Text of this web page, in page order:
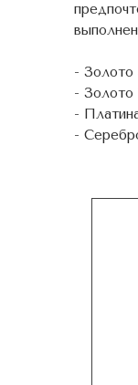
- Золото
- Золото
-
-